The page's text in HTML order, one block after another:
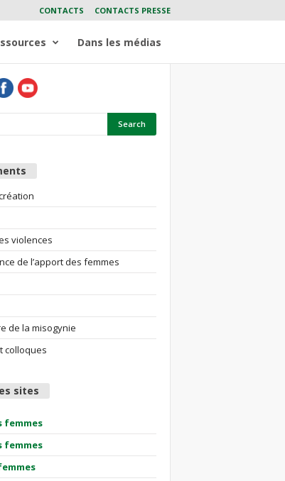
CONTACTS CONTACTS PRESSE
Dans les médias
violences
de l’apport des femmes
de la misogynie
colloques
sites
femmes
femmes